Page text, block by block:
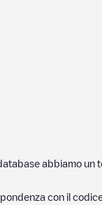
abbiamo
con il